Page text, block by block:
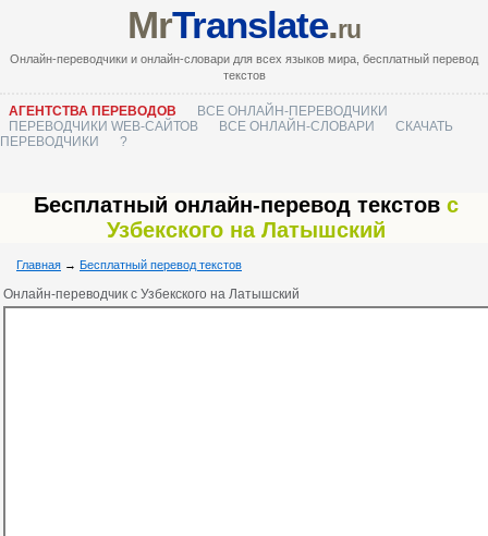
MrTranslate.ru
Онлайн-переводчики и онлайн-словари для всех языков мира, бесплатный перевод
текстов
АГЕНТСТВА ПЕРЕВОДОВ
ВСЕ ОНЛАЙН-ПЕРЕВОДЧИКИ
ПЕРЕВОДЧИКИ WEB-САЙТОВ
ВСЕ ОНЛАЙН-СЛОВАРИ
СКАЧАТЬ
ПЕРЕВОДЧИКИ
?
Бесплатный онлайн-перевод текстов с
Узбекского на Латышский
Главная → Бесплатный перевод текстов
Онлайн-переводчик с Узбекского на Латышский